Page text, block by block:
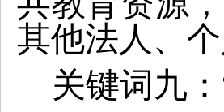
其他法人、
关键词九